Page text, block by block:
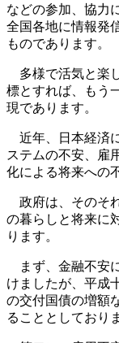
などの参加、協力
全国各地に情報発
ものであります。
多様で活気と楽
標とすれば、もう
現であります。
近年、日本経済
ステムの不安、雇
化による将来への
政府は、そのそ
の暮らしと将来に
ります。
まず、金融不安
けましたが、平成
の交付国債の増額
ることとしており